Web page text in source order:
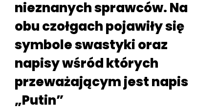
nieznanych sprawców. Na
obu czołgach pojawiły się
symbole swastyki oraz
napisy wśród których
przeważającym jest napis
„Putin”